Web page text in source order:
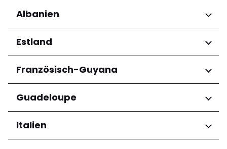
Albanien
Regionen
Qarku i Tiranës
Estland
Regionen
Harju maakond
Tartu maakond
Französisch-Guyana
Regionen
Arrondissement de Cayenne
Guadeloupe
Regionen
Grande-Terre
Italien